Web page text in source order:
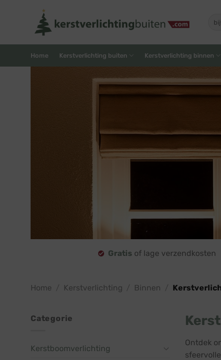
naar:
Home Kerstverlichting buiten Kerstverlichting binnen
Gratis of lage verzendkosten
Home Kerstverlichting Binnen
Categorie
Kerstboomverlichting
Ontdek